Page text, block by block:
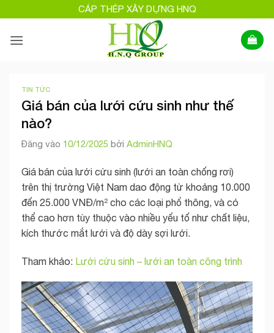
qua
nội
CÁP THÉP XÂY DỰNG HNQ
TIN TỨC
Giá bán của lưới cứu sinh như thế
nào?
Đăng vào 10/12/2025 bởi AdminHNQ
Giá bán của lưới cứu sinh (lưới an toàn chống rơi)
trên thị trường Việt Nam dao động từ khoảng 10.000
đến 25.000 VNĐ/m² cho các loại phổ thông, và có
thể cao hơn tùy thuộc vào nhiều yếu tố như chất liệu,
kích thước mắt lưới và độ dày sợi lưới.
Tham khảo: Lưới cứu sinh – lưới an toàn công trình